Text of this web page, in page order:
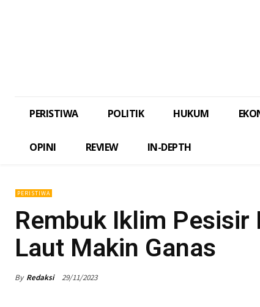
PERISTIWA POLITIK HUKUM
OPINI REVIEW IN-DEPTH
PERISTIWA
Rembuk Iklim
Laut Makin Ganas
By Redaksi 29/11/2023